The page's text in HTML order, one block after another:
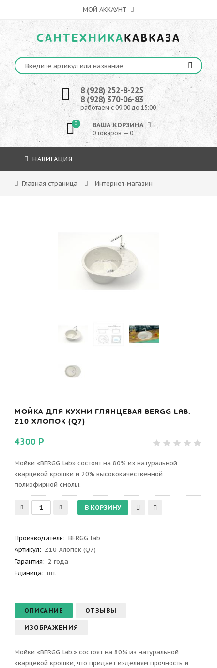
МОЙ АККАУНТ
САНТЕХНИКАКАВКАЗА
8 (928) 252-8-225
8 (928) 370-06-83
работаем с 09:00 до 15:00
0 ВАША КОРЗИНА
0 товаров — 0
НАВИГАЦИЯ
Главная страница Интернет-магазин
МОЙКА ДЛЯ КУХНИ ГЛЯНЦЕВАЯ BERGG LAB.
Z10 ХЛОПОК (Q7)
4300 Р
Мойки «BERGG lab» состоят на 80% из натуральной
кварцевой крошки и 20% высококачественной
полиэфирной смолы.
Производитель: BERGG lab
Артикул: Z10 Хлопок (Q7)
Гарантия: 2 года
Единица: шт.
ОПИСАНИЕ ОТЗЫВЫ
ИЗОБРАЖЕНИЯ
Мойки «BERGG lab.» состоят на 80% из натуральной
кварцевой крошки, что придает изделиям прочность и